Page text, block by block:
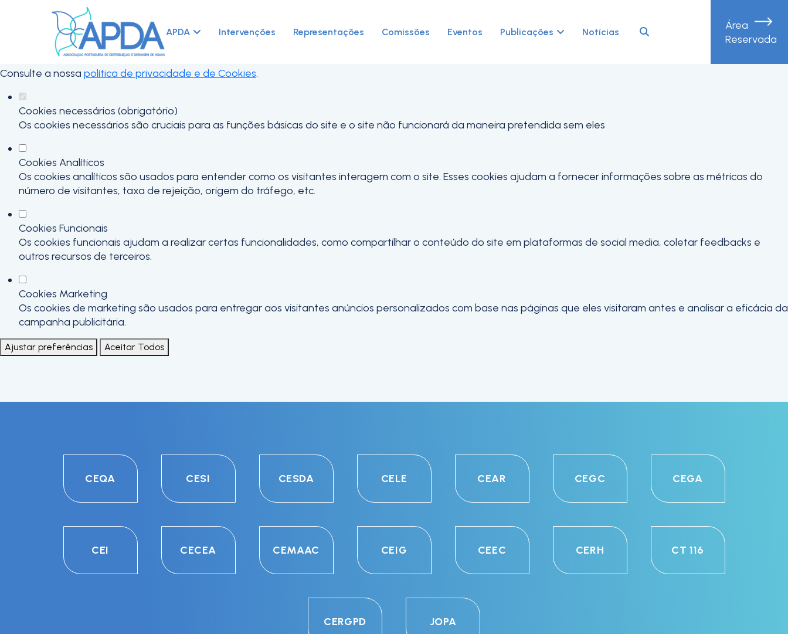
Defina as suas preferências de cookies para este website.
Este website utiliza cookies estritamente necessários, analíticos e funcionais, para lhe oferecer uma boa experiência de navegação e acesso a todas as
funcionalidades.
Consulte a nossa política de privacidade e de Cookies.
Cookies necessários (obrigatório)
Os cookies necessários são cruciais para as funções básicas do site e o site não funcionará da maneira pretendida sem eles
Cookies Analíticos
Os cookies analíticos são usados para entender como os visitantes interagem com o site. Esses cookies ajudam a fornecer informações sobre as métricas do
número de visitantes, taxa de rejeição, origem do tráfego, etc.
Cookies Funcionais
Os cookies funcionais ajudam a realizar certas funcionalidades, como compartilhar o conteúdo do site em plataformas de social media, coletar feedbacks e
outros recursos de terceiros.
Cookies Marketing
Os cookies de marketing são usados para entregar aos visitantes anúncios personalizados com base nas páginas que eles visitaram antes e analisar a eficácia da
campanha publicitária.
Ajustar preferências Aceitar Todos
APDA Intervenções Representações Comissões Eventos Publicações Notícias
Área
Reservada
CEQA CESI CESDA CELE CEAR CEGC CEGA
CEI CECEA CEMAAC CEIG CEEC CERH CT 116
CERGPD JOPA